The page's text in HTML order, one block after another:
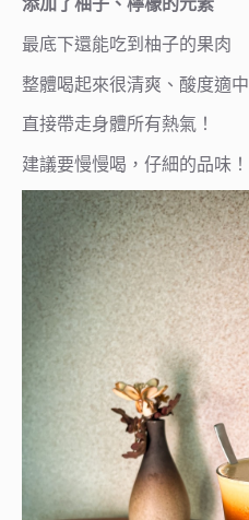
添加了柚子、檸檬的元素
最底下還能吃到柚子的果肉
整體喝起來很清爽、酸度適中
直接帶走身體所有熱氣！
建議要慢慢喝，仔細的品味！